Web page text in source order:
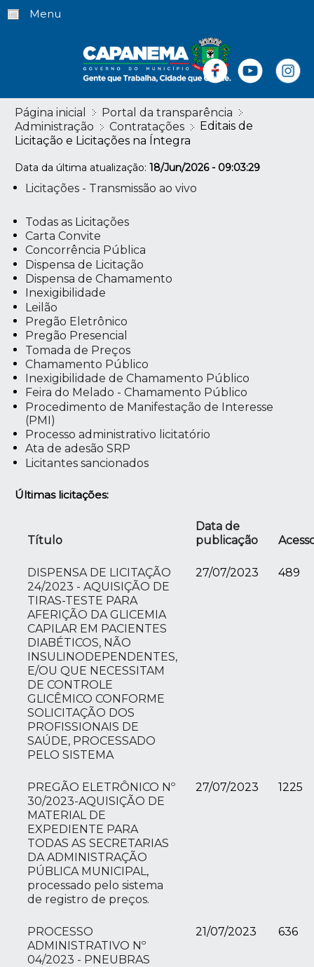
Menu
Página inicial
Portal da transparência
Administração
Contratações
Editais de
Licitação e Licitações na Íntegra
Data da última atualização:18/Jun/2026 - 09:03:29
Licitações - Transmissão ao vivo
Todas as Licitações
Carta Convite
Concorrência Pública
Dispensa de Licitação
Dispensa de Chamamento
Inexigibilidade
Leilão
Pregão Eletrônico
Pregão Presencial
Tomada de Preços
Chamamento Público
Inexigibilidade de Chamamento Público
Feira do Melado - Chamamento Público
Procedimento de Manifestação de Interesse
(PMI)
Processo administrativo licitatório
Ata de adesão SRP
Licitantes sancionados
Últimas licitações:
Título
Data de
publicação
DISPENSA DE LICITAÇÃO
24/2023 - AQUISIÇÃO DE
TIRAS-TESTE PARA
AFERIÇÃO DA GLICEMIA
CAPILAR EM PACIENTES
DIABÉTICOS, NÃO
INSULINODEPENDENTES,
E/OU QUE NECESSITAM
DE CONTROLE
GLICÊMICO CONFORME
SOLICITAÇÃO DOS
PROFISSIONAIS DE
SAÚDE, PROCESSADO
PELO SISTEMA
27/07/2023 489
PREGÃO ELETRÔNICO Nº
30/2023-AQUISIÇÃO DE
MATERIAL DE
EXPEDIENTE PARA
TODAS AS SECRETARIAS
DA ADMINISTRAÇÃO
PÚBLICA MUNICIPAL,
processado pelo sistema
de registro de preços.
27/07/2023 1225
PROCESSO
ADMINISTRATIVO Nº
04/2023 - PNEUBRAS
21/07/2023 636